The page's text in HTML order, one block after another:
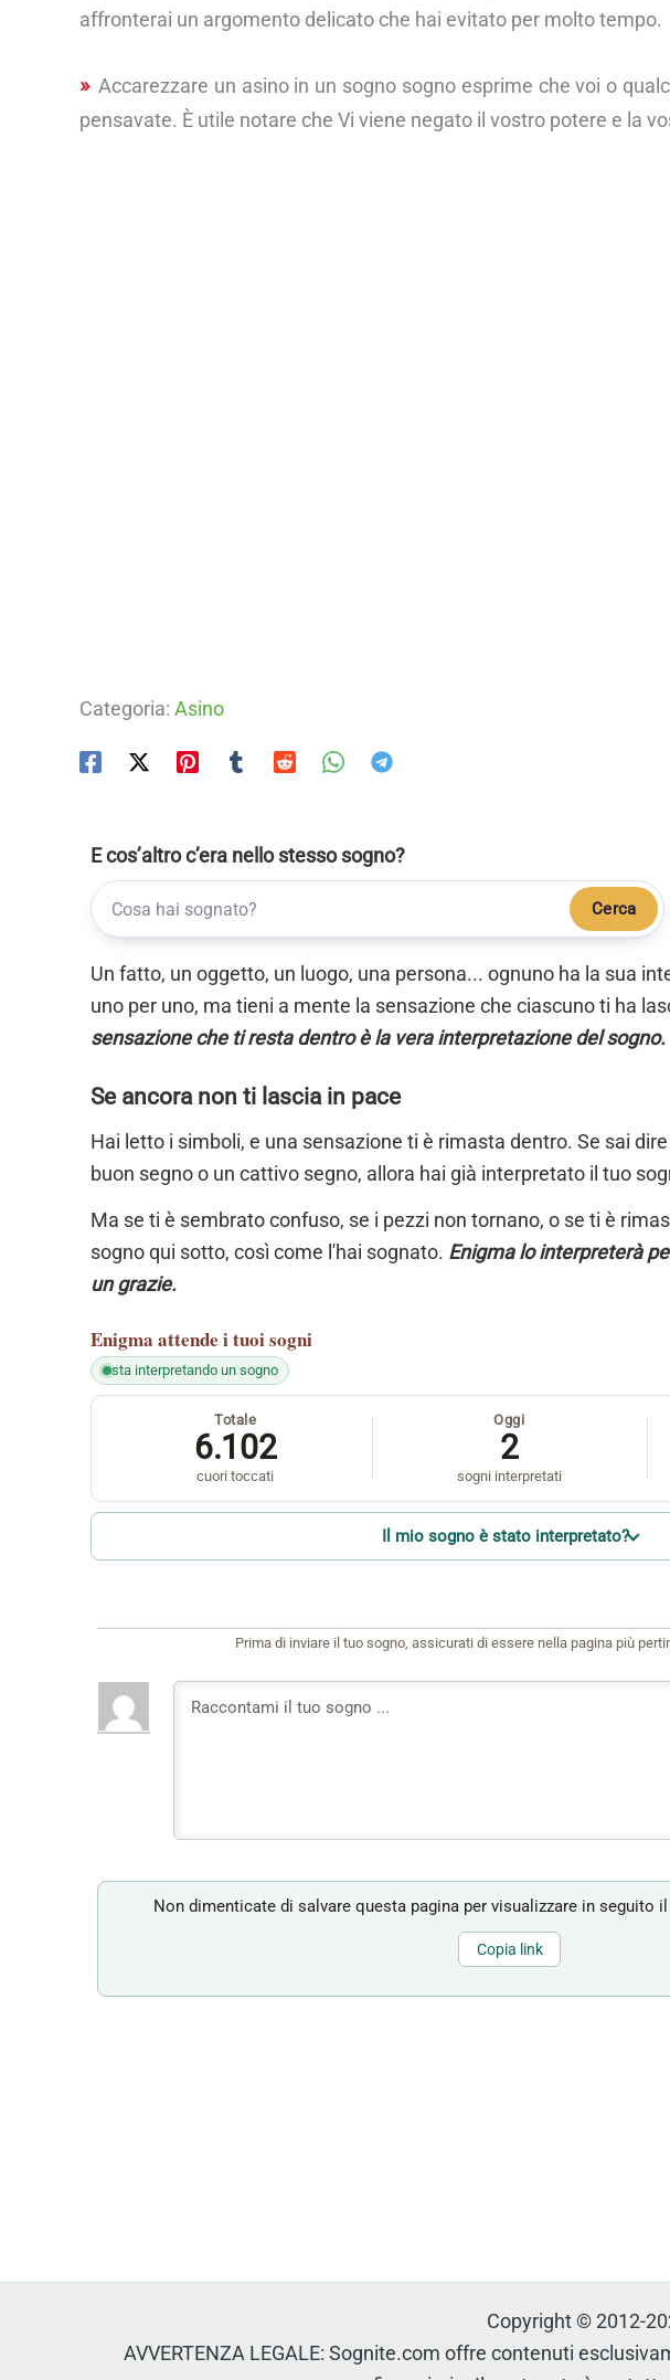
affronterai un argomento delicato che hai evitato per molto tempo.
Accarezzare un asino in un sogno sogno esprime che voi o
pensavate. È utile notare che Vi viene negato il vostro potere e la
Categoria: Asino
E cos’altro c’era nello stesso sogno?
Cerca
Un fatto, un oggetto, un luogo, una persona... ognuno ha la sua
uno per uno, ma tieni a mente la sensazione che ciascuno ti ha
sensazione che ti resta dentro è la vera interpretazione del sogno.
Se ancora non ti lascia in pace
Hai letto i simboli, e una sensazione ti è rimasta dentro. Se sai
buon segno o un cattivo segno, allora hai già interpretato il tuo
Ma se ti è sembrato confuso, se i pezzi non tornano, o se ti è
sogno qui sotto, così come l'hai sognato. Enigma lo interpreterà
un grazie.
Enigma attende i tuoi sogni
sta interpretando un sogno
Totale
6.102
cuori toccati
Oggi
2
sogni interpretati
Il mio sogno è stato interpretato?
Prima di inviare il tuo sogno, assicurati di essere nella pagina più
Non dimenticate di salvare questa pagina per visualizzare in seguito
Copia link
Copyright © 2012-
AVVERTENZA LEGALE: Sognite.com offre contenuti